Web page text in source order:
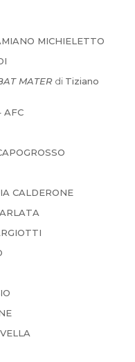
MICHIELETTO
MATER di Tiziano
AFC
CALDERONE